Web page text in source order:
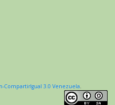
CompartirIgual 3.0 Venezuela.